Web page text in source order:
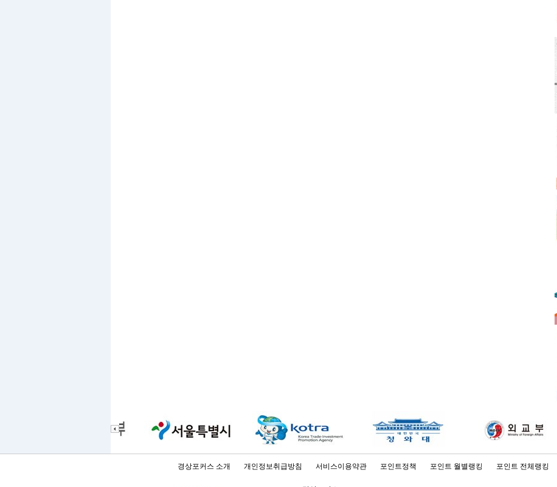
경상포커스 소개 개인정보취급방침 서비스이용약관 포인트정책 포인트 월별랭킹 포인트 전체랭킹